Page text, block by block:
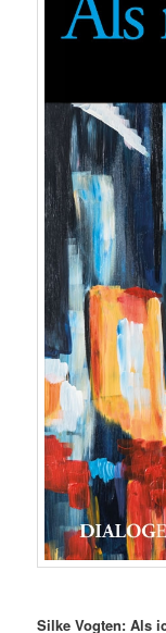
Silke Vogten: Als